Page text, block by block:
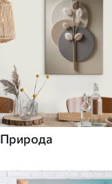
Природа